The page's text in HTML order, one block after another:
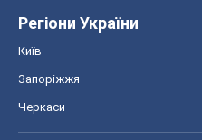
Регіони України
Київ
Запоріжжя
Черкаси